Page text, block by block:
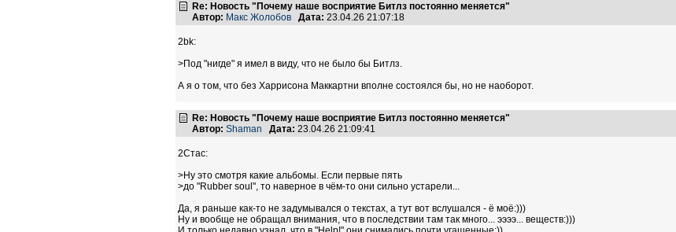
Re: Новость "Почему наше восприятие Битлз постоянно меняется"
Автор: Макс Жолобов Дата: 23.04.26 21:07:18
2bk:
>Под "нигде" я имел в виду, что не было бы Битлз.
А я о том, что без Харрисона Маккартни вполне состоялся бы, но не наоборот.
Re: Новость "Почему наше восприятие Битлз постоянно меняется"
Автор: Shaman Дата: 23.04.26 21:09:41
2Стас:
>Ну это смотря какие альбомы. Если первые пять
>до "Rubber soul", то наверное в чём-то они сильно устарели...
Да, я раньше как-то не задумывался о текстах, а тут вот вслушался - ё моё:)))
Ну и вообще не обращал внимания, что в последствии там так много... ээээ... веществ:)))